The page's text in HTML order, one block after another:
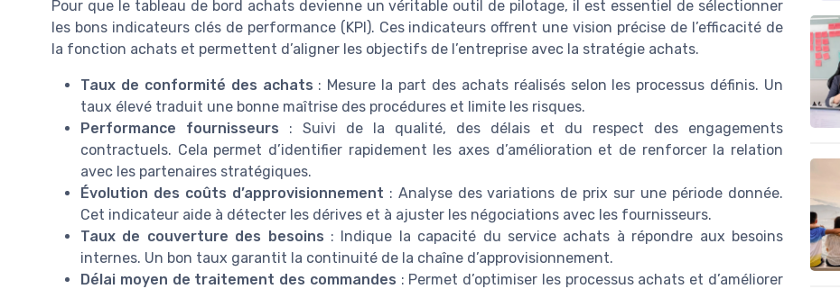
Pour que le tableau de bord achats devienne un véritable outil de pilotage, il est essentiel de sélectionner
les bons indicateurs clés de performance (KPI). Ces indicateurs offrent une vision précise de l’efficacité de
la fonction achats et permettent d’aligner les objectifs de l’entreprise avec la stratégie achats.
Taux de conformité des achats : Mesure la part des achats réalisés selon les processus définis. Un
taux élevé traduit une bonne maîtrise des procédures et limite les risques.
Performance fournisseurs : Suivi de la qualité, des délais et du respect des engagements
contractuels. Cela permet d’identifier rapidement les axes d’amélioration et de renforcer la relation
avec les partenaires stratégiques.
Évolution des coûts d’approvisionnement : Analyse des variations de prix sur une période donnée.
Cet indicateur aide à détecter les dérives et à ajuster les négociations avec les fournisseurs.
Taux de couverture des besoins : Indique la capacité du service achats à répondre aux besoins
internes. Un bon taux garantit la continuité de la chaîne d’approvisionnement.
Délai moyen de traitement des commandes : Permet d’optimiser les processus achats et d’améliorer